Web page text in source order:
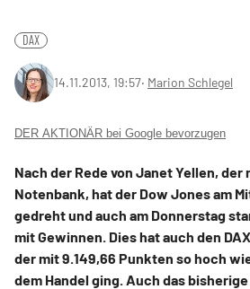
DAX
14.11.2013, 19:57‧ Marion Schlegel
DER AKTIONÄR bei Google bevorzugen
Nach der Rede von Janet Yellen, der
Notenbank, hat der Dow Jones am
gedreht und auch am Donnerstag
mit Gewinnen. Dies hat auch den
der mit 9.149,66 Punkten so hoch
dem Handel ging. Auch das